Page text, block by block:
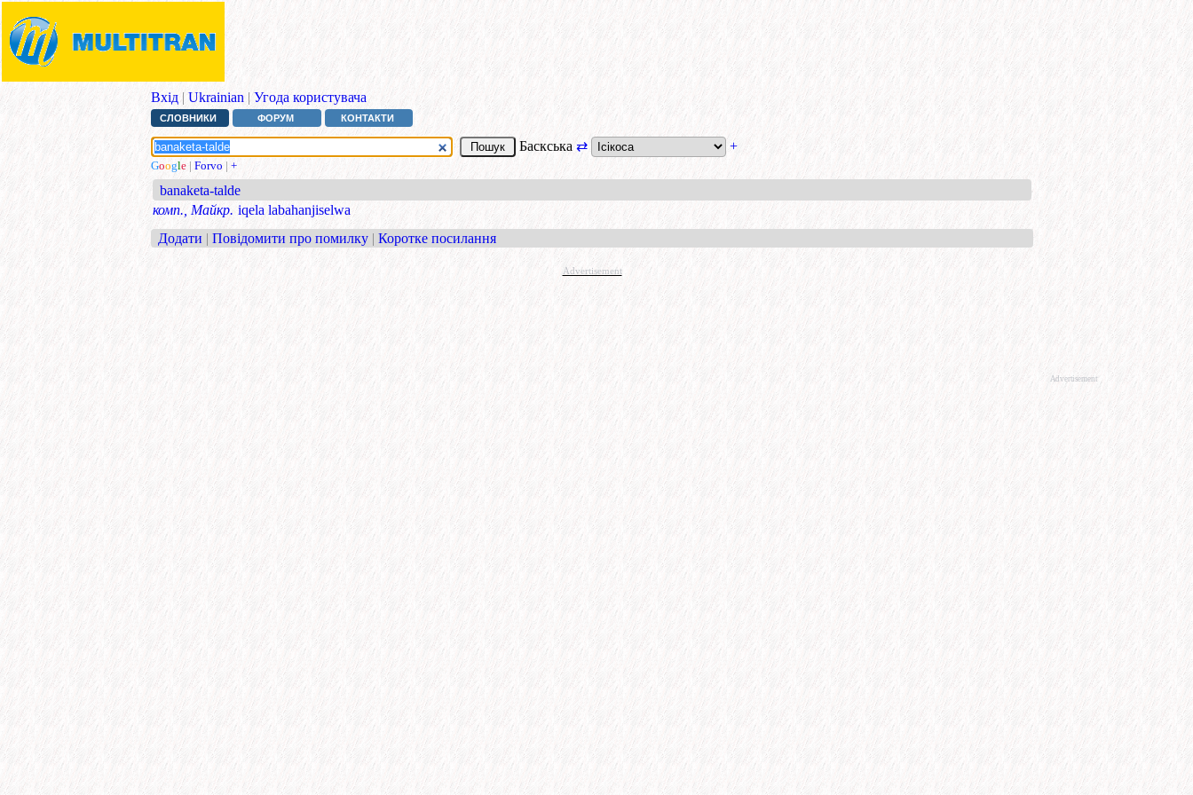
Вхід | Ukrainian | Угода користувача
СЛОВНИКИ ФОРУМ КОНТАКТИ
Баскська ⇄ +
Google | Forvo | +
banaketa-talde
комп., Майкр. iqela labahanjiselwa
Додати | Повідомити про помилку | Коротке посилання
Advertisement
Advertisement